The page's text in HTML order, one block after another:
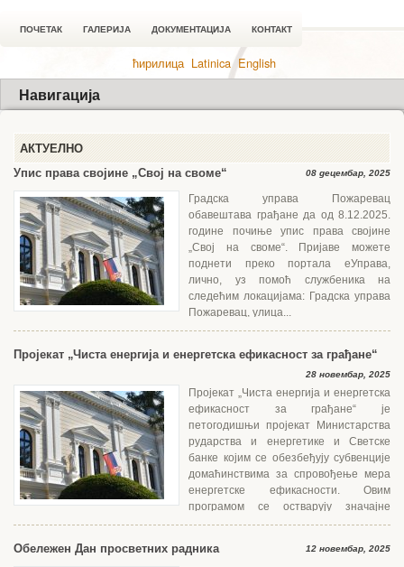
ПОЧЕТАК ГАЛЕРИЈА ДОКУМЕНТАЦИЈА КОНТАКТ
ћирилица Latinica English
Навигација
АКТУЕЛНО
Упис права својине „Свој на своме“
08 децембар, 2025
Градска управа Пожаревац
обавештава грађане да од 8.12.2025.
године почиње упис права својине
„Свој на своме“. Пријаве можете
поднети преко портала еУправа,
лично, уз помоћ службеника на
следећим локацијама: Градска управа
Пожаревац, улица...
Пројекат „Чиста енергија и енергетска ефикасност за грађане“
28 новембар, 2025
Пројекат „Чиста енергија и енергетска
ефикасност за грађане“ је
петогодишњи пројекат Министарства
рударства и енергетике и Светске
банке којим се обезбеђују субвенције
домаћинствима за спровођење мера
енергетске ефикасности. Овим
програмом се остварују значајне
уштеде енергије,...
Обележен Дан просветних радника 12 новембар, 2025